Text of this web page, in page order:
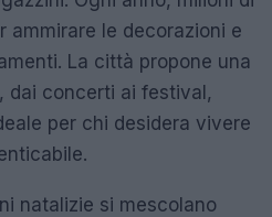
ammirare le decorazioni e
La città propone una
dai concerti ai festival,
per chi desidera vivere
natalizie si mescolano